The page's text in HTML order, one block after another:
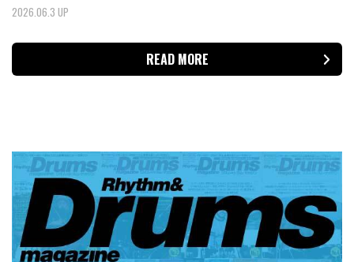
2026.06.3 UP
READ MORE